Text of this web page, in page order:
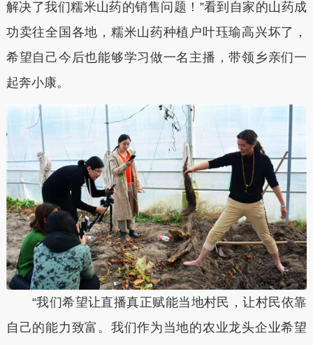
解决了我们糯米山药的销售问题！”看到自家的山药成
功卖往全国各地，糯米山药种植户叶珏瑜高兴坏了，
希望自己今后也能够学习做一名主播，带领乡亲们一
起奔小康。
“我们希望让直播真正赋能当地村民，让村民依靠
自己的能力致富。我们作为当地的农业龙头企业希望